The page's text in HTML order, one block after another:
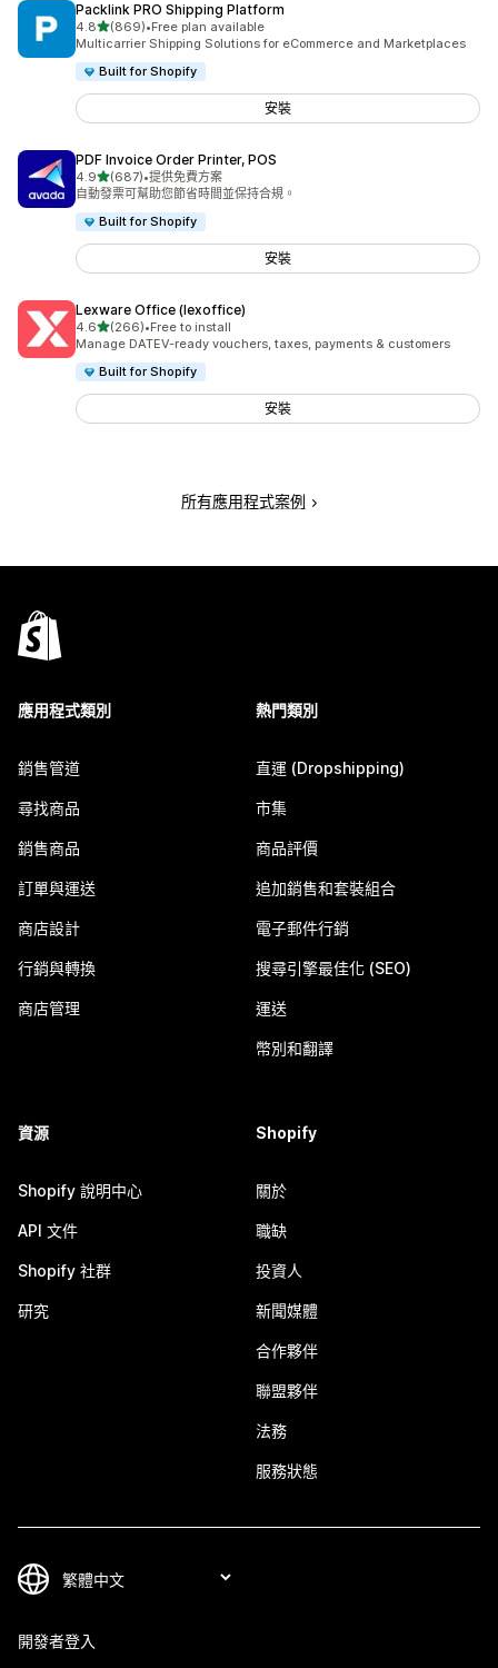
Packlink PRO Shipping Platform
4.8滿分 5 顆星
(869)
共有 869 則評價
•Free plan available
Multicarrier Shipping Solutions for eCommerce and Marketplaces
Built for Shopify
安裝
PDF Invoice Order Printer, POS
4.9滿分 5 顆星
(687)
共有 687 則評價
•提供免費方案
自動發票可幫助您節省時間並保持合規。
Built for Shopify
安裝
Lexware Office (lexoffice)
4.6滿分 5 顆星
(266)
共有 266 則評價
•Free to install
Manage DATEV-ready vouchers, taxes, payments & customers
Built for Shopify
安裝
所有應用程式案例
應用程式類別
銷售管道
尋找商品
銷售商品
訂單與運送
商店設計
行銷與轉換
商店管理
熱門類別
直運 (Dropshipping)
市集
商品評價
追加銷售和套裝組合
電子郵件行銷
搜尋引擎最佳化 (SEO)
運送
幣別和翻譯
資源
Shopify 說明中心
API 文件
Shopify 社群
研究
Shopify
關於
職缺
投資人
新聞媒體
合作夥伴
聯盟夥伴
法務
服務狀態
開發者登入